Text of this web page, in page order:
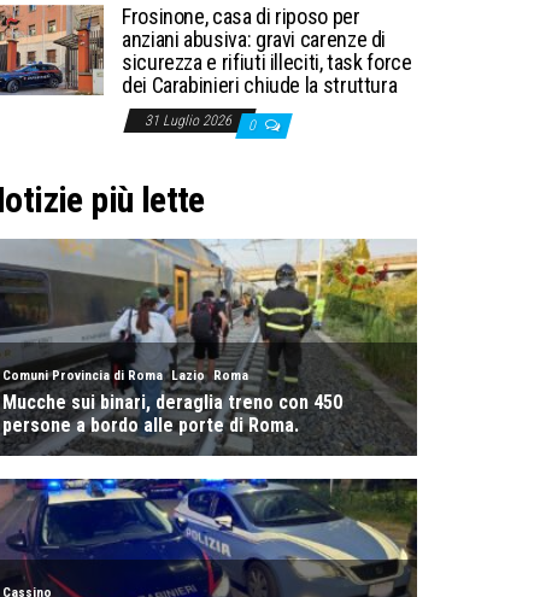
Frosinone, casa di riposo per
anziani abusiva: gravi carenze di
sicurezza e rifiuti illeciti, task force
dei Carabinieri chiude la struttura
31 Luglio 2026 0
più lette